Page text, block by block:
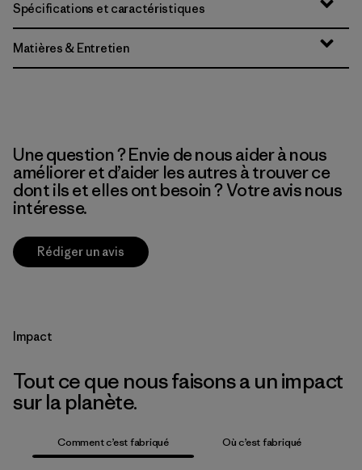
Spécifications et caractéristiques
Matières & Entretien
Une question ? Envie de nous aider à nous
améliorer et d’aider les autres à trouver ce
dont ils et elles ont besoin ? Votre avis nous
intéresse.
Rédiger un avis
Impact
Tout ce que nous faisons a un impact
sur la planète.
Comment c’est fabriqué Où c’est fabriqué